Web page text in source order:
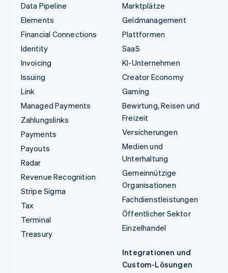
Data Pipeline
Elements
Financial Connections
Identity
Invoicing
Issuing
Link
Managed Payments
Zahlungslinks
Payments
Payouts
Radar
Revenue Recognition
Stripe Sigma
Tax
Terminal
Treasury
Marktplätze
Geldmanagement
Plattformen
SaaS
KI-Unternehmen
Creator Economy
Gaming
Bewirtung, Reisen und
Freizeit
Versicherungen
Medien und
Unterhaltung
Gemeinnützige
Organisationen
Fachdienstleistungen
Öffentlicher Sektor
Einzelhandel
Integrationen und
Custom-Lösungen